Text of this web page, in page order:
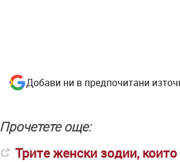
Добави ни в предпочитани
Прочетете още:
Трите женски зодии,